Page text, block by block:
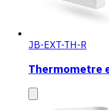
JB-EXT-TH-R
Thermometre